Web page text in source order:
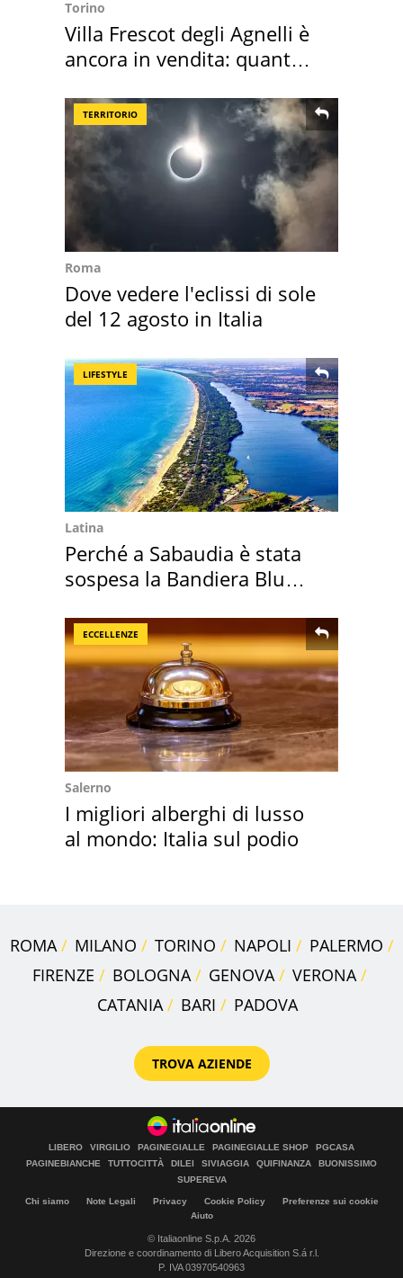
Torino
Villa Frescot degli Agnelli è
ancora in vendita: quanto
TERRITORIO
Roma
Dove vedere l'eclissi di sole
del 12 agosto in Italia
LIFESTYLE
Latina
Perché a Sabaudia è stata
sospesa la Bandiera Blu
ECCELLENZE
Salerno
I migliori alberghi di lusso
al mondo: Italia sul podio
ROMA MILANO TORINO NAPOLI
PALERMO
FIRENZE
BOLOGNA GENOVA
VERONA
CATANIA
BARI PADOVA
TROVA AZIENDE
LIBERO VIRGILIO PAGINEGIALLE PAGINEGIALLE SHOP
PGCASA
PAGINEBIANCHE
TUTTOCITTÀ DILEI SIVIAGGIA QUIFINANZA
BUONISSIMO
SUPEREVA
Chi siamo Note Legali Privacy Cookie Policy
Preferenze sui cookie
Aiuto
© Italiaonline S.p.A. 2026
Direzione e coordinamento di Libero Acquisition S.á r.l.
P. IVA 03970540963